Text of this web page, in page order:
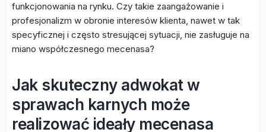
funkcjonowania na rynku. Czy takie zaangażowanie i
profesjonalizm w obronie interesów klienta, nawet w tak
specyficznej i często stresującej sytuacji, nie zasługuje na
miano współczesnego mecenasa?
Jak skuteczny adwokat w
sprawach karnych może
realizować ideały mecenasa